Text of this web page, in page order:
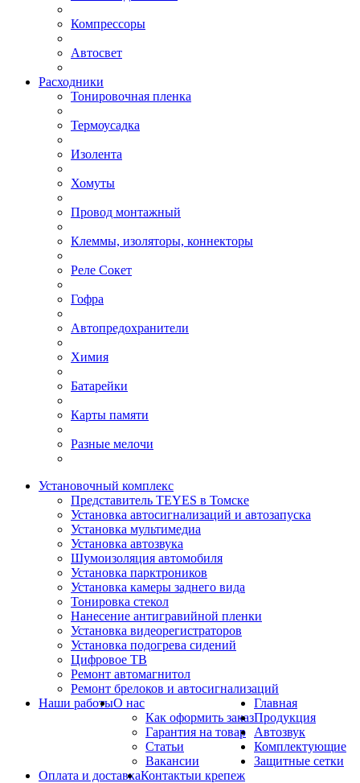
Компрессоры
Автосвет
Расходники
Тонировочная пленка
Термоусадка
Изолента
Хомуты
Провод монтажный
Клеммы, изоляторы, коннекторы
Реле Сокет
Гофра
Автопредохранители
Химия
Батарейки
Карты памяти
Разные мелочи
Установочный комплекс
Представитель TEYES в Томске
Установка автосигнализаций и автозапуска
Установка мультимедиа
Установка автозвука
Шумоизоляция автомобиля
Установка парктроников
Установка камеры заднего вида
Тонировка стекол
Нанесение антигравийной пленки
Установка видеорегистраторов
Установка подогрева сидений
Цифровое ТВ
Ремонт автомагнитол
Ремонт брелоков и автосигнализаций
Наши работыО нас
Как оформить заказ
Гарантия на товар
Статьи
Вакансии
Оплата и доставкаКонтакты
Главная
Продукция
Автозвук
Комплектующие
Защитные сетки
и крепеж